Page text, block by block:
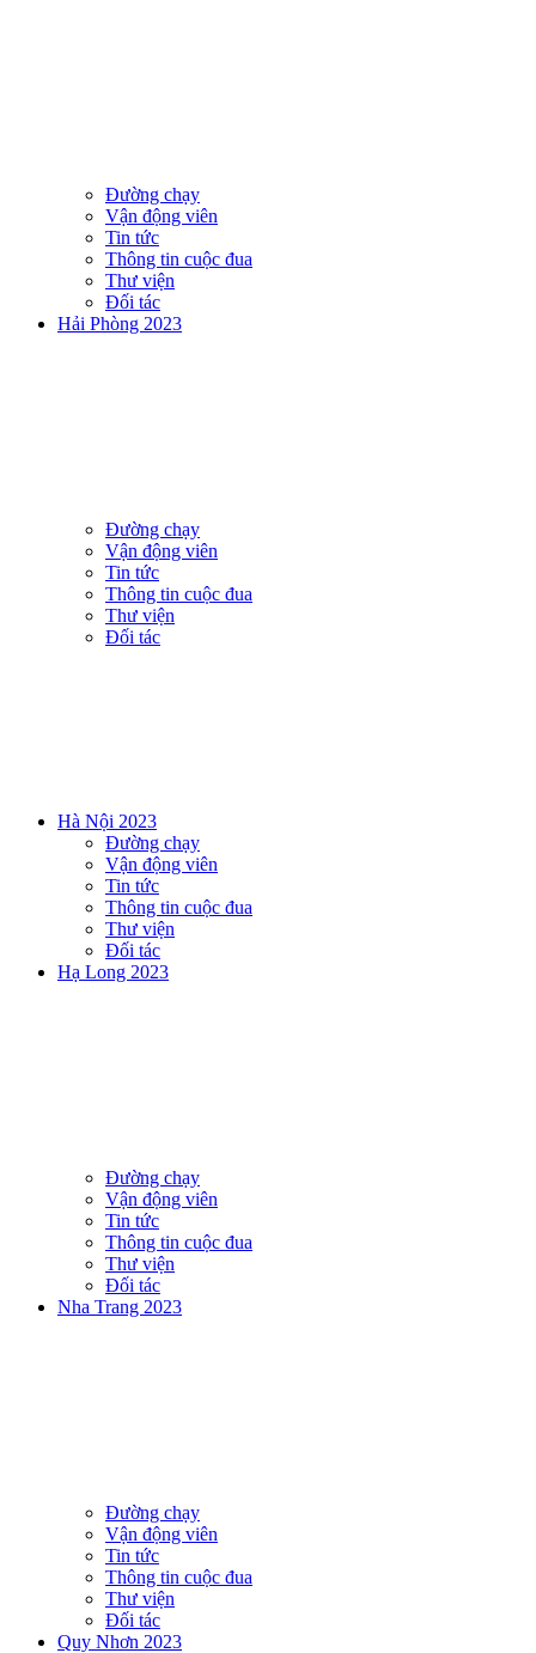
Đường chạy
Vận động viên
Tin tức
Thông tin cuộc đua
Thư viện
Đối tác
Hải Phòng 2023
Đường chạy
Vận động viên
Tin tức
Thông tin cuộc đua
Thư viện
Đối tác
Hà Nội 2023
Đường chạy
Vận động viên
Tin tức
Thông tin cuộc đua
Thư viện
Đối tác
Hạ Long 2023
Đường chạy
Vận động viên
Tin tức
Thông tin cuộc đua
Thư viện
Đối tác
Nha Trang 2023
Đường chạy
Vận động viên
Tin tức
Thông tin cuộc đua
Thư viện
Đối tác
Quy Nhơn 2023